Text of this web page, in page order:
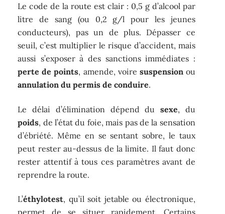
Le code de la route est clair : 0,5 g d’alcool par
litre de sang (ou 0,2 g/l pour les jeunes
conducteurs), pas un de plus. Dépasser ce
seuil, c’est multiplier le risque d’accident, mais
aussi s’exposer à des sanctions immédiates :
perte de points, amende, voire suspensionou
annulation du permis de conduire.
Le délai d’élimination dépend du sexe, du
poids, de l’état du foie, mais pas de la sensation
d’ébriété. Même en se sentant sobre, le taux
peut rester au-dessus de la limite. Il faut donc
rester attentif à tous ces paramètres avant de
reprendre la route.
L’éthylotest, qu’il soit jetable ou électronique,